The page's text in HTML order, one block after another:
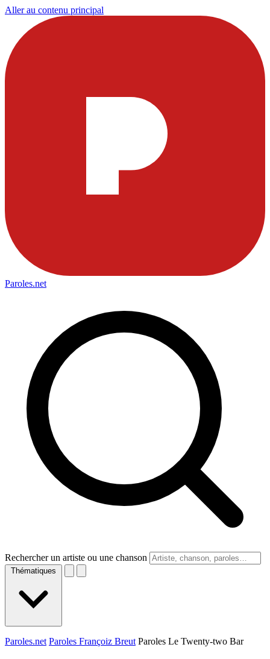
Aller au contenu principal
Paroles.net
Rechercher un artiste ou une chanson
Thématiques
Paroles.net Paroles Françoiz Breut Paroles Le Twenty-two Bar